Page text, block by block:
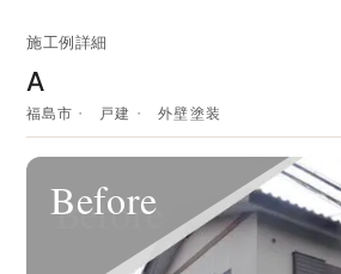
施工例詳細
A
福島市 戸建 外壁塗装
Before